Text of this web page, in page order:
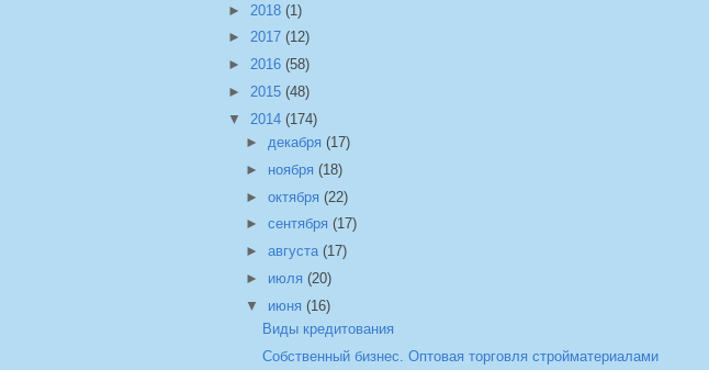
► 2018 (1)
► 2017 (12)
► 2016 (58)
► 2015 (48)
▼ 2014 (174)
► декабря (17)
► ноября (18)
► октября (22)
► сентября (17)
► августа (17)
► июля (20)
▼ июня (16)
Виды кредитования
Собственный бизнес. Оптовая торговля стройматериалами